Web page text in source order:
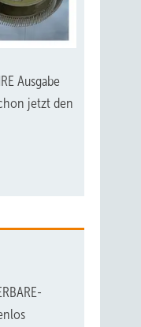
Ausgabe
jetzt den